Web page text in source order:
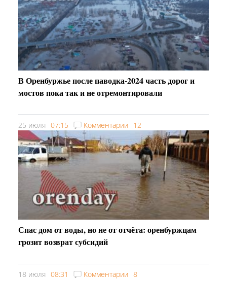
В Оренбуржье после паводка-2024 часть дорог и
мостов пока так и не отремонтировали
25 июля 07:15 Комментарии 12
Спас дом от воды, но не от отчёта: оренбуржцам
грозит возврат субсидий
18 июля 08:31 Комментарии 8